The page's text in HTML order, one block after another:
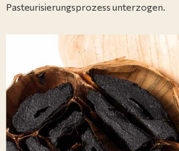
Pasteurisierungsprozess unterzogen.